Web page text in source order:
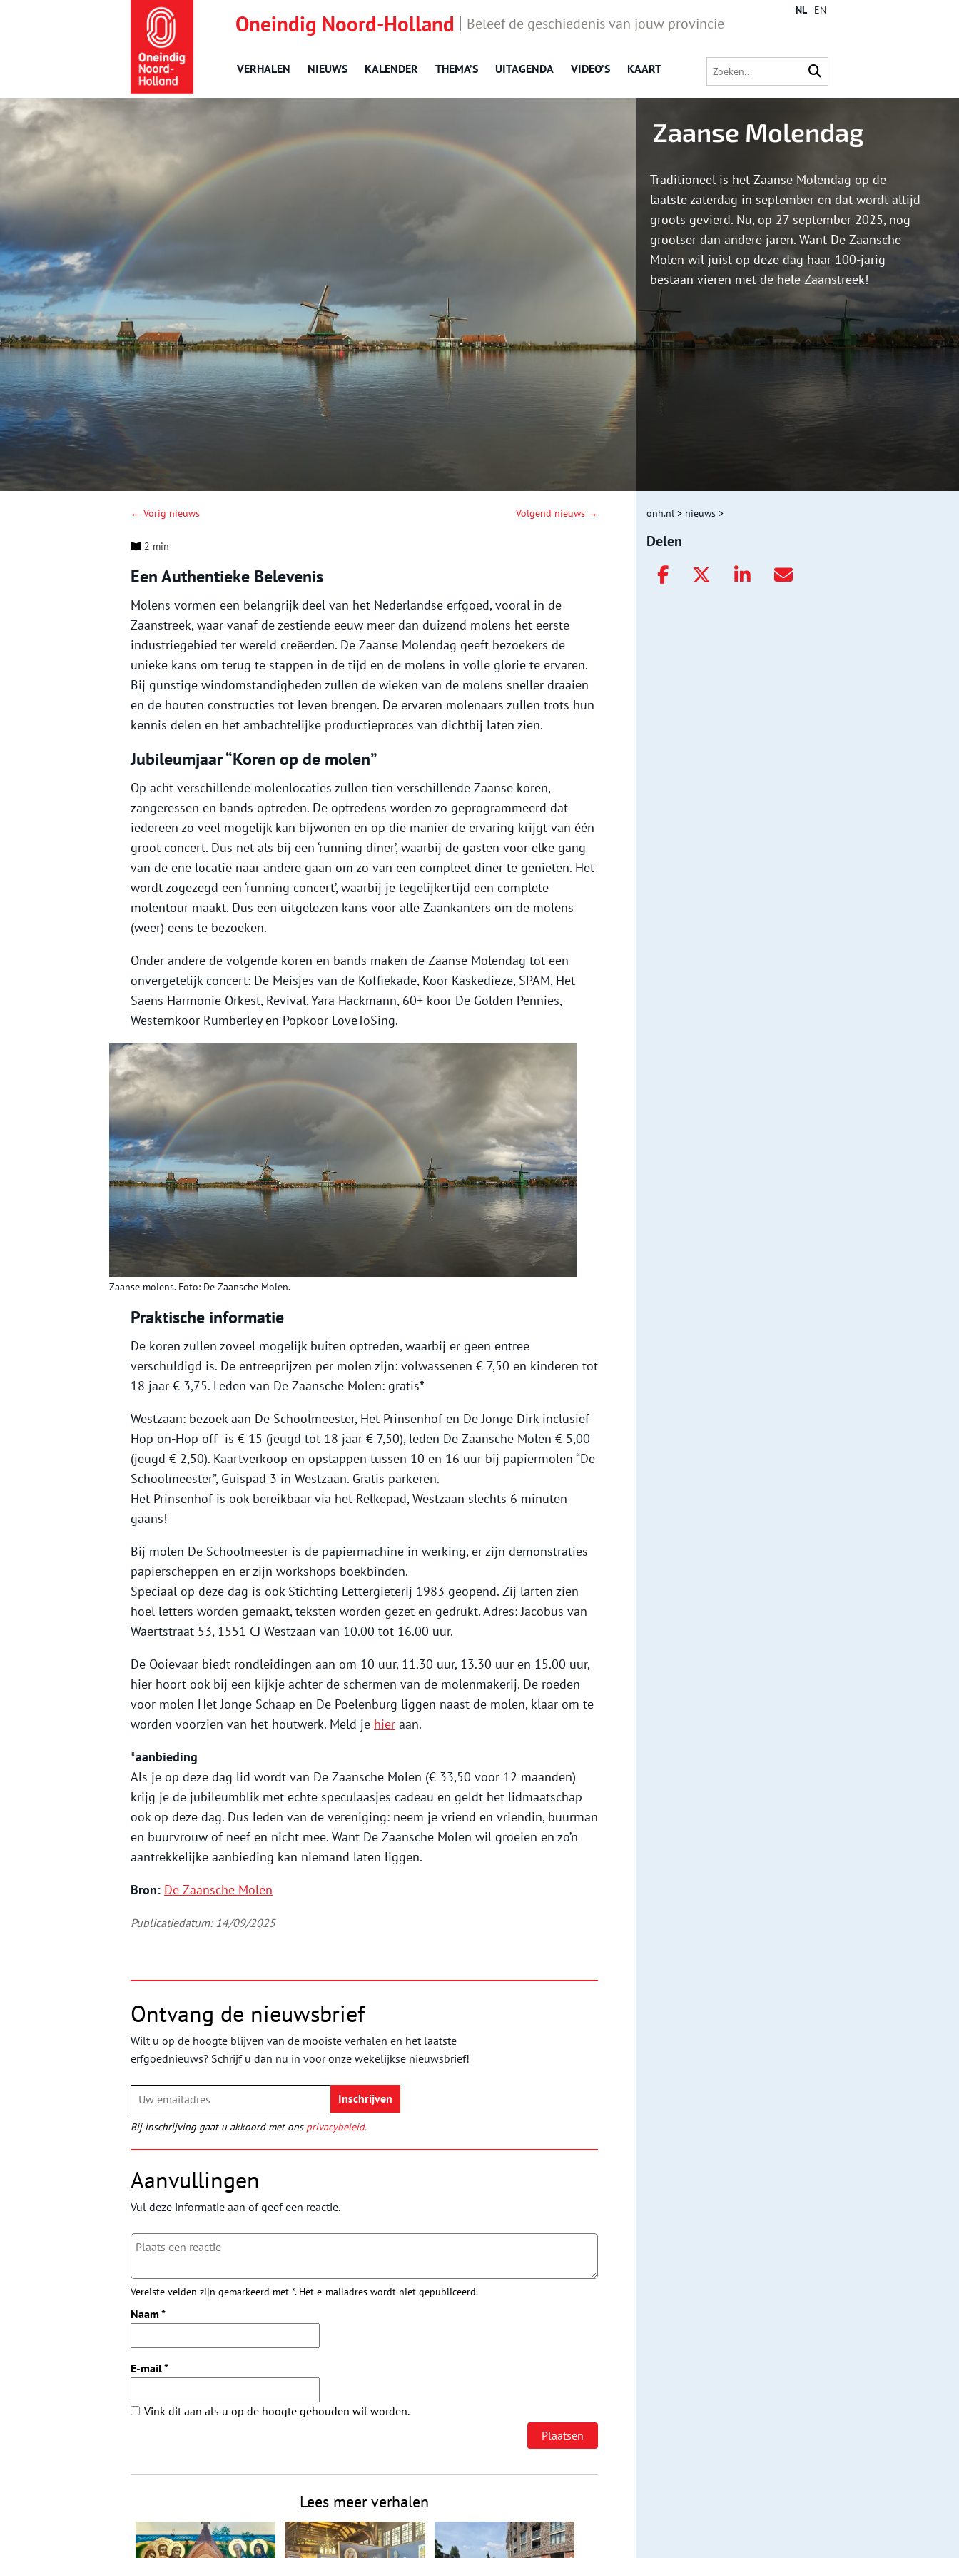
Oneindig Noord-Holland Beleef de geschiedenis van jouw provincie
VERHALEN NIEUWS KALENDER THEMA’S UITAGENDA VIDEO’S KAART
NL EN
Zaanse Molendag
Traditioneel is het Zaanse Molendag op de
laatste zaterdag in september en dat wordt altijd
groots gevierd. Nu, op 27 september 2025, nog
grootser dan andere jaren. Want De Zaansche
Molen wil juist op deze dag haar 100-jarig
bestaan vieren met de hele Zaanstreek!
← Vorig nieuws Volgend nieuws →
2 min
Een Authentieke Belevenis
Molens vormen een belangrijk deel van het Nederlandse erfgoed, vooral in de
Zaanstreek, waar vanaf de zestiende eeuw meer dan duizend molens het eerste
industriegebied ter wereld creëerden. De Zaanse Molendag geeft bezoekers de
unieke kans om terug te stappen in de tijd en de molens in volle glorie te ervaren.
Bij gunstige windomstandigheden zullen de wieken van de molens sneller draaien
en de houten constructies tot leven brengen. De ervaren molenaars zullen trots hun
kennis delen en het ambachtelijke productieproces van dichtbij laten zien.
Jubileumjaar “Koren op de molen”
Op acht verschillende molenlocaties zullen tien verschillende Zaanse koren,
zangeressen en bands optreden. De optredens worden zo geprogrammeerd dat
iedereen zo veel mogelijk kan bijwonen en op die manier de ervaring krijgt van één
groot concert. Dus net als bij een ‘running diner’, waarbij de gasten voor elke gang
van de ene locatie naar andere gaan om zo van een compleet diner te genieten. Het
wordt zogezegd een ‘running concert’, waarbij je tegelijkertijd een complete
molentour maakt. Dus een uitgelezen kans voor alle Zaankanters om de molens
(weer) eens te bezoeken.
Onder andere de volgende koren en bands maken de Zaanse Molendag tot een
onvergetelijk concert: De Meisjes van de Koffiekade, Koor Kaskedieze, SPAM, Het
Saens Harmonie Orkest, Revival, Yara Hackmann, 60+ koor De Golden Pennies,
Westernkoor Rumberley en Popkoor LoveToSing.
Zaanse molens. Foto: De Zaansche Molen.
Praktische informatie
De koren zullen zoveel mogelijk buiten optreden, waarbij er geen entree
verschuldigd is. De entreeprijzen per molen zijn: volwassenen € 7,50 en kinderen tot
18 jaar € 3,75. Leden van De Zaansche Molen: gratis*
Westzaan: bezoek aan De Schoolmeester, Het Prinsenhof en De Jonge Dirk inclusief
Hop on-Hop off is € 15 (jeugd tot 18 jaar € 7,50), leden De Zaansche Molen € 5,00
(jeugd € 2,50). Kaartverkoop en opstappen tussen 10 en 16 uur bij papiermolen “De
Schoolmeester”, Guispad 3 in Westzaan. Gratis parkeren.
Het Prinsenhof is ook bereikbaar via het Relkepad, Westzaan slechts 6 minuten
gaans!
Bij molen De Schoolmeester is de papiermachine in werking, er zijn demonstraties
papierscheppen en er zijn workshops boekbinden.
Speciaal op deze dag is ook Stichting Lettergieterij 1983 geopend. Zij larten zien
hoel letters worden gemaakt, teksten worden gezet en gedrukt. Adres: Jacobus van
Waertstraat 53, 1551 CJ Westzaan van 10.00 tot 16.00 uur.
De Ooievaar biedt rondleidingen aan om 10 uur, 11.30 uur, 13.30 uur en 15.00 uur,
hier hoort ook bij een kijkje achter de schermen van de molenmakerij. De roeden
voor molen Het Jonge Schaap en De Poelenburg liggen naast de molen, klaar om te
worden voorzien van het houtwerk. Meld je hier aan.
*aanbieding
Als je op deze dag lid wordt van De Zaansche Molen (€ 33,50 voor 12 maanden)
krijg je de jubileumblik met echte speculaasjes cadeau en geldt het lidmaatschap
ook op deze dag. Dus leden van de vereniging: neem je vriend en vriendin, buurman
en buurvrouw of neef en nicht mee. Want De Zaansche Molen wil groeien en zo’n
aantrekkelijke aanbieding kan niemand laten liggen.
Bron: De Zaansche Molen
Publicatiedatum: 14/09/2025
Ontvang de nieuwsbrief
Wilt u op de hoogte blijven van de mooiste verhalen en het laatste
erfgoednieuws? Schrijf u dan nu in voor onze wekelijkse nieuwsbrief!
Bij inschrijving gaat u akkoord met ons privacybeleid.
Aanvullingen
Vul deze informatie aan of geef een reactie.
Vereiste velden zijn gemarkeerd met *. Het e-mailadres wordt niet gepubliceerd.
Naam *
E-mail*
Vink dit aan als u op de hoogte gehouden wil worden.
Lees meer verhalen
onh.nl > nieuws >
Delen